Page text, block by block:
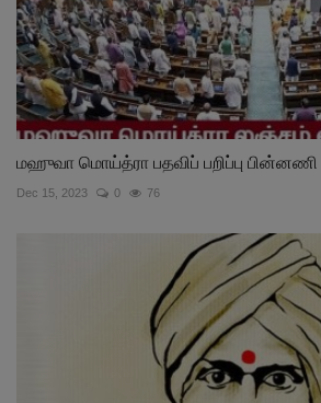
மஹுவா மொய்த்ரா பதவிப் பறிப்பு
Dec 15, 2023 0 76